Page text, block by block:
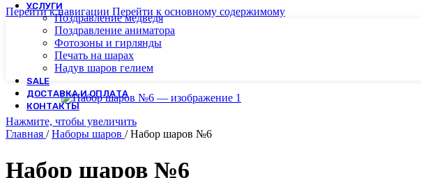
Перейти к навигации Перейти к основному содержимому
УСЛУГИ
Поздравление медведя
Поздравление аниматора
Фотозоны и гирлянды
Печать на шарах
Надув шаров гелием
SALE
ДОСТАВКА И ОПЛАТА
КОНТАКТЫ
Нажмите, чтобы увеличить
Главная / Наборы шаров / Набор шаров №6
Набор шаров №6